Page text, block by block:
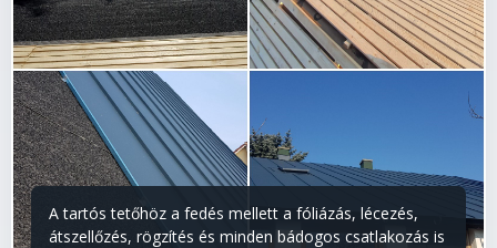
A tartós tetőhöz a fedés mellett a fóliázás, lécezés,
átszellőzés, rögzítés és minden bádogos csatlakozás is